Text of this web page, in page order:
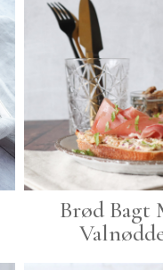
Brød Bagt